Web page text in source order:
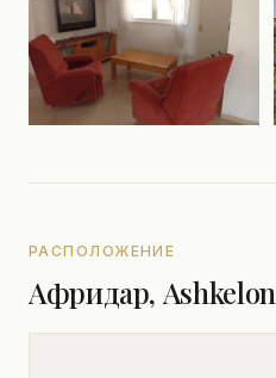
РАСПОЛОЖЕНИЕ
Афридар, Ashkelon